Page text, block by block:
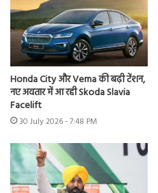
Honda City और Verna की बढ़ी टेंशन,
नए अवतार में आ रही Skoda Slavia
Facelift
30 July 2026 - 7:48 PM